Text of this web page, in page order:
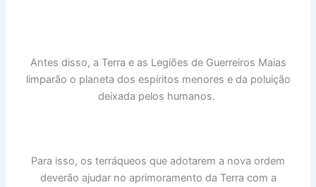
Antes disso, a Terra e as Legiões de Guerreiros Maias
limparão o planeta dos espíritos menores e da poluição
deixada pelos humanos.
Para isso, os terráqueos que adotarem a nova ordem
deverão ajudar no aprimoramento da Terra com a